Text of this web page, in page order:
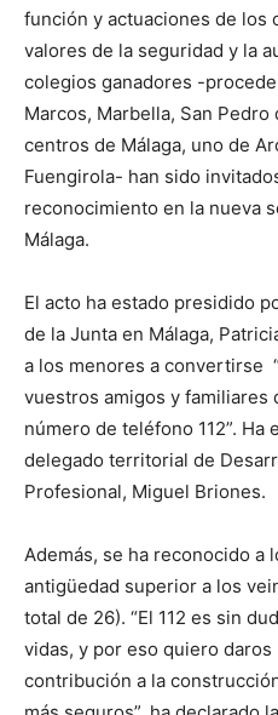
función y actuaciones de los
valores de la seguridad y la
colegios ganadores -
Marcos, Marbella, San
centros de Málaga, uno de
Fuengirola- han sido
reconocimiento en la nueva
Málaga.
El acto ha estado presidido
de la Junta en Málaga,
a los menores a convertirse
vuestros amigos y familiares
número de teléfono 112”. Ha
delegado territorial de
Profesional, Miguel Briones.
Además, se ha reconocido a
antigüedad superior a los
total de 26). “El 112 es sin
vidas, y por eso quiero
contribución a la